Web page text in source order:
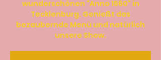
wunderschönen "Anno 1560" in
Tecklenburg. Genießt das
bezaubernde Menü und natürlich
unsere Show.